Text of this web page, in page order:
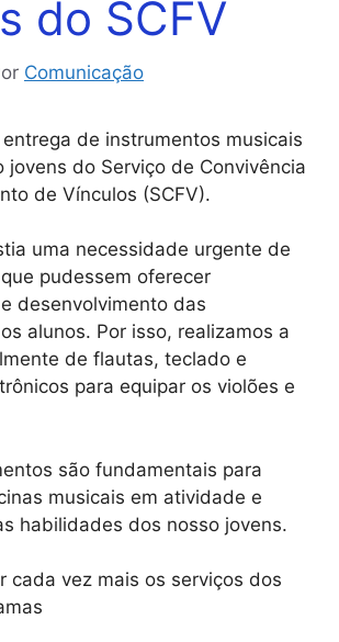
do SCFV
Comunicação
entrega de instrumentos musicais
jovens do Serviço de Convivência
de Vínculos (SCFV).
uma necessidade urgente de
pudessem oferecer
desenvolvimento das
alunos. Por isso, realizamos a
de flautas, teclado e
para equipar os violões e
são fundamentais para
musicais em atividade e
habilidades dos nosso jovens.
cada vez mais os serviços dos